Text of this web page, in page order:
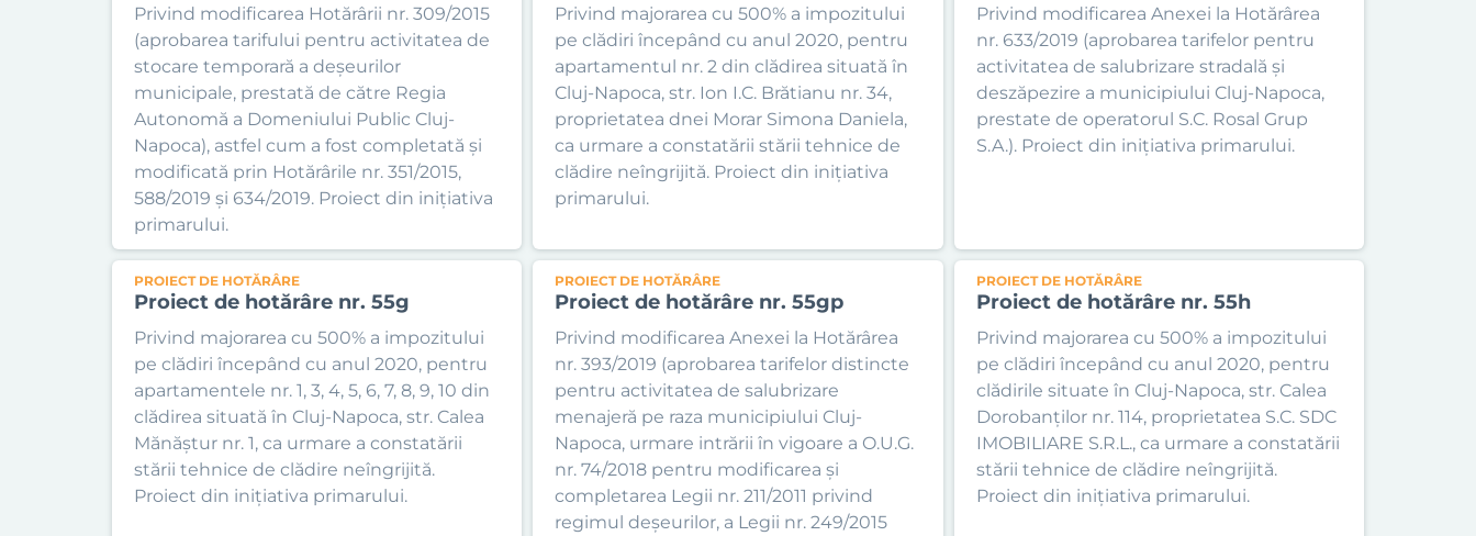
Privind modificarea Hotărârii nr. 309/2015
(aprobarea tarifului pentru activitatea de
stocare temporară a deşeurilor
municipale, prestată de către Regia
Autonomă a Domeniului Public Cluj-
Napoca), astfel cum a fost completată și
modificată prin Hotărârile nr. 351/2015,
588/2019 și 634/2019. Proiect din inițiativa
primarului.
Privind majorarea cu 500% a impozitului
pe clădiri începând cu anul 2020, pentru
apartamentul nr. 2 din clădirea situată în
Cluj-Napoca, str. Ion I.C. Brătianu nr. 34,
proprietatea dnei Morar Simona Daniela,
ca urmare a constatării stării tehnice de
clădire neîngrijită. Proiect din inițiativa
primarului.
Privind modificarea Anexei la Hotărârea
nr. 633/2019 (aprobarea tarifelor pentru
activitatea de salubrizare stradală și
deszăpezire a municipiului Cluj-Napoca,
prestate de operatorul S.C. Rosal Grup
S.A.). Proiect din inițiativa primarului.
PROIECT DE HOTĂRÂRE
Proiect de hotărâre nr. 55g
Privind majorarea cu 500% a impozitului
pe clădiri începând cu anul 2020, pentru
apartamentele nr. 1, 3, 4, 5, 6, 7, 8, 9, 10 din
clădirea situată în Cluj-Napoca, str. Calea
Mănăștur nr. 1, ca urmare a constatării
stării tehnice de clădire neîngrijită.
Proiect din inițiativa primarului.
PROIECT DE HOTĂRÂRE
Proiect de hotărâre nr. 55gp
Privind modificarea Anexei la Hotărârea
nr. 393/2019 (aprobarea tarifelor distincte
pentru activitatea de salubrizare
menajeră pe raza municipiului Cluj-
Napoca, urmare intrării în vigoare a O.U.G.
nr. 74/2018 pentru modificarea și
completarea Legii nr. 211/2011 privind
regimul deșeurilor, a Legii nr. 249/2015
PROIECT DE HOTĂRÂRE
Proiect de hotărâre nr. 55h
Privind majorarea cu 500% a impozitului
pe clădiri începând cu anul 2020, pentru
clădirile situate în Cluj-Napoca, str. Calea
Dorobanților nr. 114, proprietatea S.C. SDC
IMOBILIARE S.R.L., ca urmare a constatării
stării tehnice de clădire neîngrijită.
Proiect din inițiativa primarului.